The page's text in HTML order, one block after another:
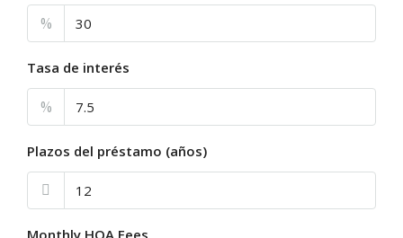
%
Tasa de interés
%
Plazos del préstamo (años)
Monthly HOA Fees